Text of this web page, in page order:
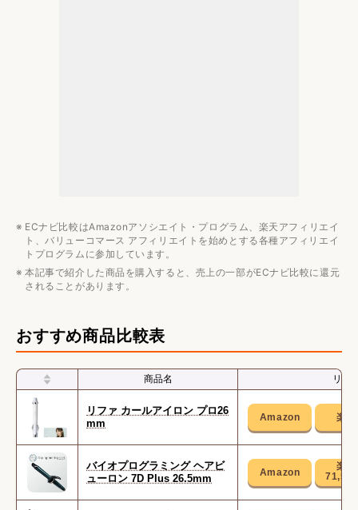
まとめ
ヘアアイロンのおすすめ記事
ストレートヘアアイロン
【用途・ブランド別】ヘアアイロン
ECナビ比較はAmazonアソシエイト・プログラム、楽天アフィリエイ
ト、バリューコマース アフィリエイトを始めとする各種アフィリエイ
トプログラムに参加しています。
本記事で紹介した商品を購入すると、売上の一部がECナビ比較に還元
されることがあります。
おすすめ商品比較表
商品名 リン
リファ カールアイロン プロ26
mm
バイオプログラミング ヘアビ
ューロン 7D Plus 26.5mm